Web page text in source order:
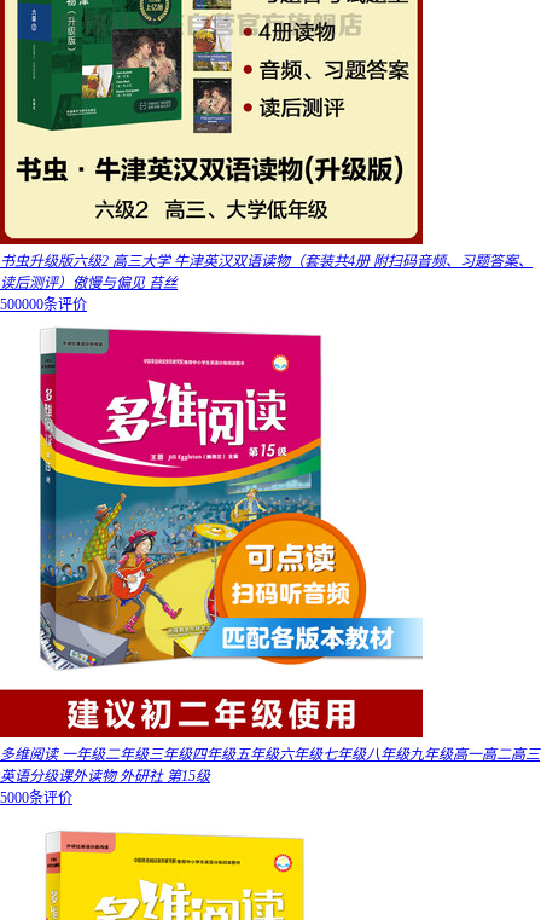
书虫升级版六级2 高三大学 牛津英汉双语读物（套装共4册 附扫码音频、习题答案、
读后测评）傲慢与偏见 苔丝
500000条评价
多维阅读 一年级二年级三年级四年级五年级六年级七年级八年级九年级高一高二高三
英语分级课外读物 外研社 第15级
5000条评价